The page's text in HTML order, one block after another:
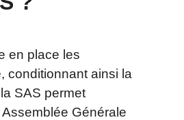
en place les
conditionnant ainsi la
SAS permet
Générale